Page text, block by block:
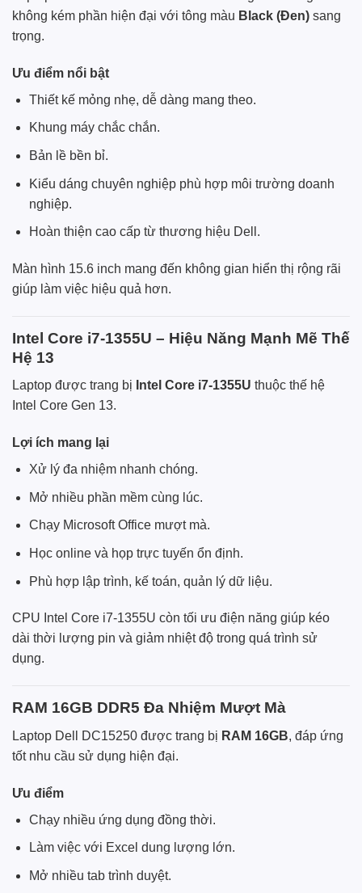
không kém phần hiện đại với tông màu Black (Đen) sang
trọng.
Ưu điểm nổi bật
Thiết kế mỏng nhẹ, dễ dàng mang theo.
Khung máy chắc chắn.
Bản lề bền bỉ.
Kiểu dáng chuyên nghiệp phù hợp môi trường doanh
nghiệp.
Hoàn thiện cao cấp từ thương hiệu Dell.
Màn hình 15.6 inch mang đến không gian hiển thị rộng rãi
giúp làm việc hiệu quả hơn.
Intel Core i7-1355U – Hiệu Năng Mạnh Mẽ Thế
Hệ 13
Laptop được trang bị Intel Core i7-1355U thuộc thế hệ
Intel Core Gen 13.
Lợi ích mang lại
Xử lý đa nhiệm nhanh chóng.
Mở nhiều phần mềm cùng lúc.
Chạy Microsoft Office mượt mà.
Học online và họp trực tuyến ổn định.
Phù hợp lập trình, kế toán, quản lý dữ liệu.
CPU Intel Core i7-1355U còn tối ưu điện năng giúp kéo
dài thời lượng pin và giảm nhiệt độ trong quá trình sử
dụng.
RAM 16GB DDR5 Đa Nhiệm Mượt Mà
Laptop Dell DC15250 được trang bị RAM 16GB, đáp ứng
tốt nhu cầu sử dụng hiện đại.
Ưu điểm
Chạy nhiều ứng dụng đồng thời.
Làm việc với Excel dung lượng lớn.
Mở nhiều tab trình duyệt.